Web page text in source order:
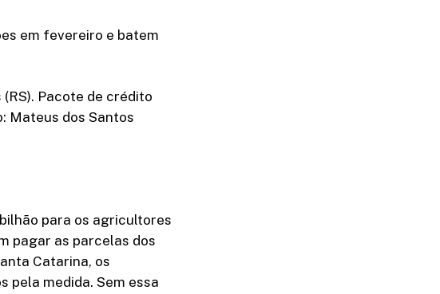
em fevereiro e batem
Pacote de crédito
Mateus dos Santos
para os agricultores
pagar as parcelas dos
Catarina, os
pela medida. Sem essa